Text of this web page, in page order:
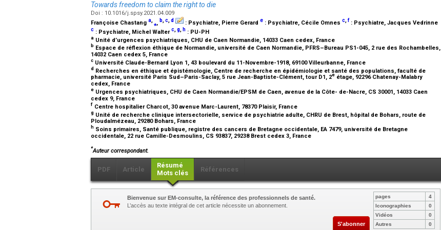
Towards freedom to claim the right to die
Doi : 10.1016/j.spsy.2021.04.009
Françoise Chastang a,⁎, b,c,d : Psychiatre, Pierre Gerard e : Psychiatre, Cécile Omnes c,f : Psychiatre, Jacques Vedrinne
c : Psychiatre, Michel Walterc g h : PU-PH
a Unité d’urgences psychiatriques, CHU de Caen Normandie, 14033 Caen cedex, France
b Espace de réflexion éthique de Normandie, université de Caen Normandie, PFRS–Bureau PS1-045, 2 rue des Rochambelles,
14032 Caen cedex 5, France
c Université Claude-Bernard Lyon 1, 43 boulevard du 11-Novembre-1918, 69100 Villeurbanne, France
d Recherches en éthique et épistémologie, Centre de recherche en épidémiologie et santé des populations, faculté de
pharmacie, université Paris Sud–Paris-Saclay, 5 rue Jean-Baptiste-Clément, tour D1, 2e étage, 92296 Chatenay-Malabry
cedex, France
e Urgences psychiatriques, CHU de Caen Normandie/EPSM de Caen, avenue de la Côte- de-Nacre, CS 30001, 14033 Caen
cedex 9, France
f Centre hospitalier Charcot, 30 avenue Marc-Laurent, 78370 Plaisir, France
g Unité de recherche clinique intersectorielle, service de psychiatrie adulte, CHRU de Brest, hôpital de Bohars, route de
Ploudalmézeau, 29280 Bohars, France
h Soins primaires, Santé publique, registre des cancers de Bretagne occidentale, EA 7479, université de Bretagne
occidentale, 22 rue Camille-Desmoulins, CS 93837, 29238 Brest cedex 3, France
*Auteur correspondant.
PDF Article
Résumé
Mots clés
Références
Bienvenue sur EM-consulte, la référence des professionnels de santé.
L’accès au texte intégral de cet article nécessite un abonnement.
S'abonner
pages
4
Iconographies
0
Vidéos
0
Autres
0